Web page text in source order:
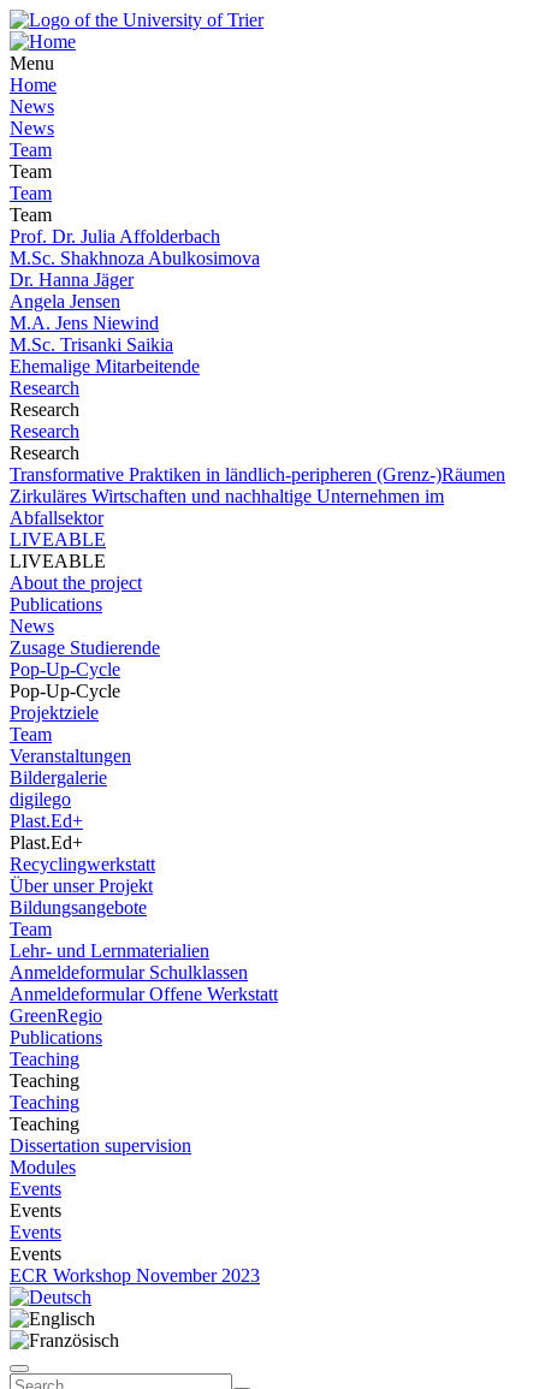
Menu
Home
News
News
Team
Team
Team
Team
Prof. Dr. Julia Affolderbach
M.Sc. Shakhnoza Abulkosimova
Dr. Hanna Jäger
Angela Jensen
M.A. Jens Niewind
M.Sc. Trisanki Saikia
Ehemalige Mitarbeitende
Research
Research
Research
Research
Transformative Praktiken in ländlich-peripheren (Grenz-)Räumen
Zirkuläres Wirtschaften und nachhaltige Unternehmen im
Abfallsektor
LIVEABLE
LIVEABLE
About the project
Publications
News
Zusage Studierende
Pop-Up-Cycle
Pop-Up-Cycle
Projektziele
Team
Veranstaltungen
Bildergalerie
digilego
Plast.Ed+
Plast.Ed+
Recyclingwerkstatt
Über unser Projekt
Bildungsangebote
Team
Lehr- und Lernmaterialien
Anmeldeformular Schulklassen
Anmeldeformular Offene Werkstatt
GreenRegio
Publications
Teaching
Teaching
Teaching
Teaching
Dissertation supervision
Modules
Events
Events
Events
Events
ECR Workshop November 2023